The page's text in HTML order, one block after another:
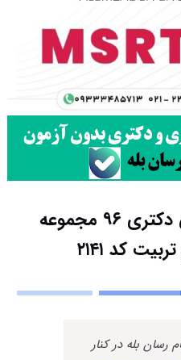
دانلود سؤالات آزمون دکتری ۹۶ مجموعه
کد ۲۱۴۱
رسان بله در کنار